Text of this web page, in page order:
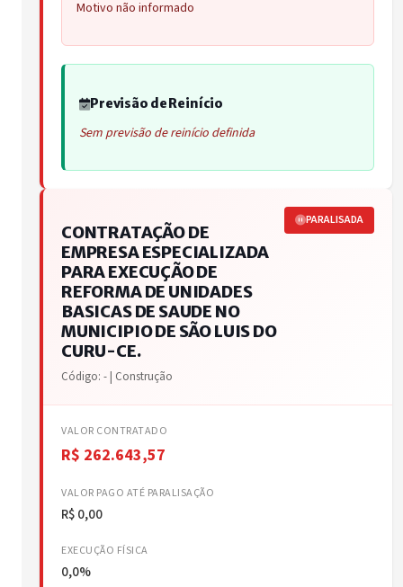
Motivo não informado
Previsão de Reinício
Sem previsão de reinício definida
CONTRATAÇÃO DE
EMPRESA ESPECIALIZADA
PARA EXECUÇÃO DE
REFORMA DE UNIDADES
BASICAS DE SAUDE NO
MUNICIPIO DE SÃO LUIS DO
CURU-CE.
Código: - | Construção
PARALISADA
VALOR CONTRATADO
R$ 262.643,57
VALOR PAGO ATÉ PARALISAÇÃO
R$ 0,00
EXECUÇÃO FÍSICA
0,0%